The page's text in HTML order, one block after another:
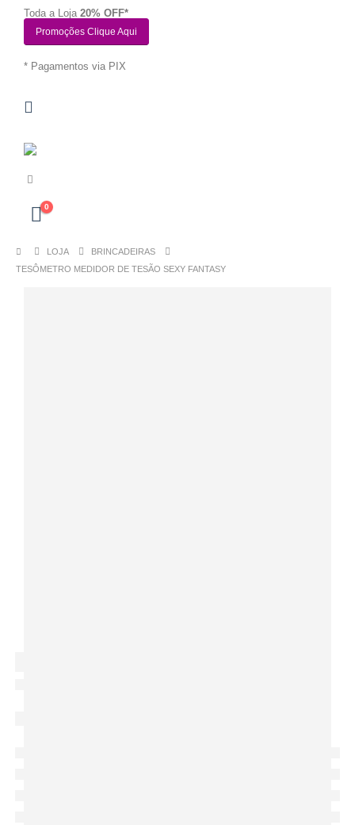
Toda a Loja 20% OFF*
Promoções Clique Aqui
* Pagamentos via PIX
0
LOJA
BRINCADEIRAS
TESÔMETRO MEDIDOR DE TESÃO SEXY FANTASY